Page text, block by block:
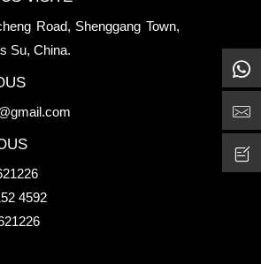
Road, Shenggang Town,
Su, China.
4592